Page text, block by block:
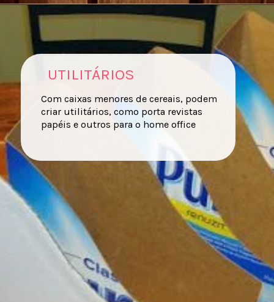
UTILITÁRIOS
Com caixas menores de cereais, podem
criar utilitários, como porta revistas
papéis e outros para o home office